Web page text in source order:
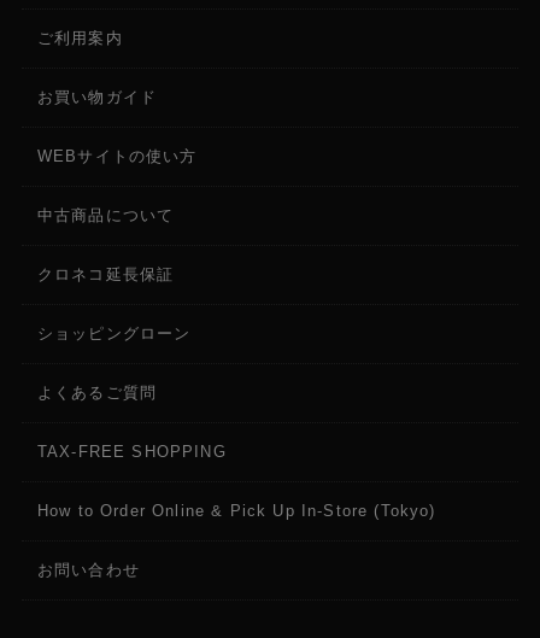
ご利用案内
お買い物ガイド
WEBサイトの使い方
中古商品について
クロネコ延長保証
ショッピングローン
よくあるご質問
TAX-FREE SHOPPING
How to Order Online & Pick Up In-Store (Tokyo)
お問い合わせ